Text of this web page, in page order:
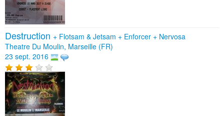
Destruction + Flotsam & Jetsam + Enforcer + Nervosa
Theatre Du Moulin, Marseille (FR)
23 sept. 2016